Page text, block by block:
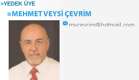
>YEDEK ÜYE
MEHMET VEYSİ ÇEVRİM